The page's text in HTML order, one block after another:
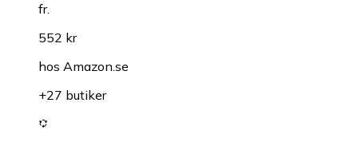
fr.
552 kr
hos Amazon.se
+27 butiker